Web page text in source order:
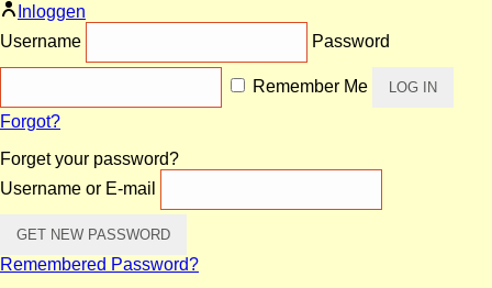
Inloggen
Username
Password
Remember Me
Forgot?
Forget your password?
Username or E-mail
Remembered Password?